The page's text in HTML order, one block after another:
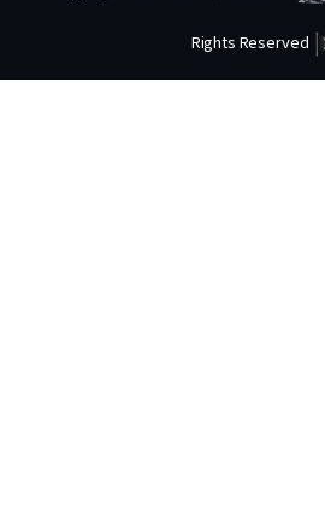
Rights Reserved